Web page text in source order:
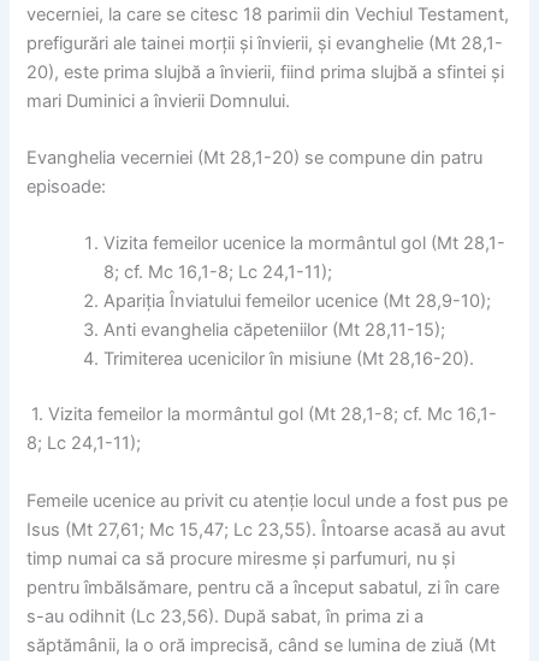
vecerniei, la care se citesc 18 parimii din Vechiul Testament,
prefigurări ale tainei morții și învierii, și evanghelie (Mt 28,1-
20), este prima slujbă a învierii, fiind prima slujbă a sfintei și
mari Duminici a învierii Domnului.
Evanghelia vecerniei (Mt 28,1-20) se compune din patru
episoade:
Vizita femeilor ucenice la mormântul gol (Mt 28,1-
8; cf. Mc 16,1-8; Lc 24,1-11);
Apariția Înviatului femeilor ucenice (Mt 28,9-10);
Anti evanghelia căpeteniilor (Mt 28,11-15);
Trimiterea ucenicilor în misiune (Mt 28,16-20).
1. Vizita femeilor la mormântul gol (Mt 28,1-8; cf. Mc 16,1-
8; Lc 24,1-11);
Femeile ucenice au privit cu atenție locul unde a fost pus pe
Isus (Mt 27,61; Mc 15,47; Lc 23,55). Întoarse acasă au avut
timp numai ca să procure miresme și parfumuri, nu și
pentru îmbălsămare, pentru că a început sabatul, zi în care
s-au odihnit (Lc 23,56). După sabat, în prima zi a
săptămânii, la o oră imprecisă, când se lumina de ziuă (Mt